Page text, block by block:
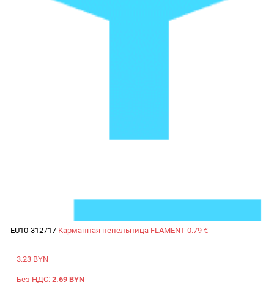
EU10-312717 Карманная пепельница FLAMENT 0.79 €
3.23 BYN
Без НДС: 2.69 BYN